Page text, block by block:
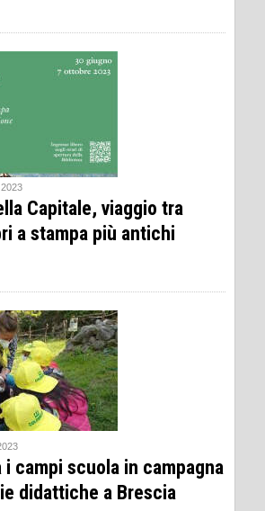
Capitale, viaggio tra
a stampa più antichi
i campi scuola in campagna
didattiche a Brescia